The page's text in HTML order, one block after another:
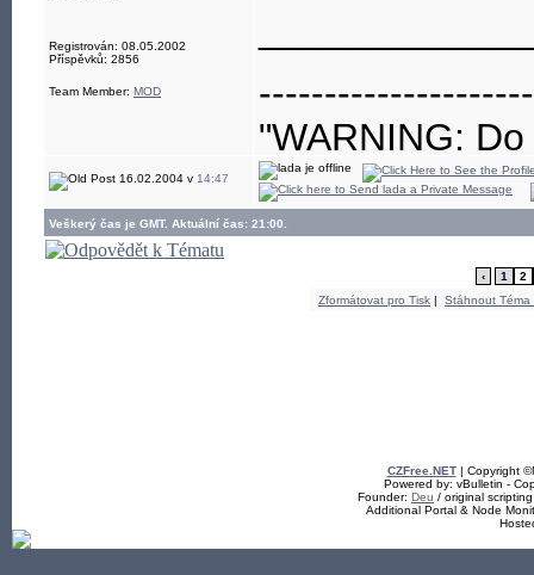
Registrován: 08.05.2002
Příspěvků: 2856
Team Member: MOD
"WARNING:
eye"
16.02.2004 v 14:47
Veškerý čas je GMT. Aktuální čas: 21:00.
‹ 1
2
Zformátovat pro Tisk | Stáhnout Téma
CZFree.NET| Copyright
Powered by: vBulletin -
Founder: Deu / original
Additional Portal & Node